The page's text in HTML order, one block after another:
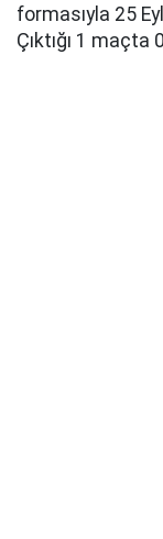
formasıyla 25
Çıktığı 1 maçta